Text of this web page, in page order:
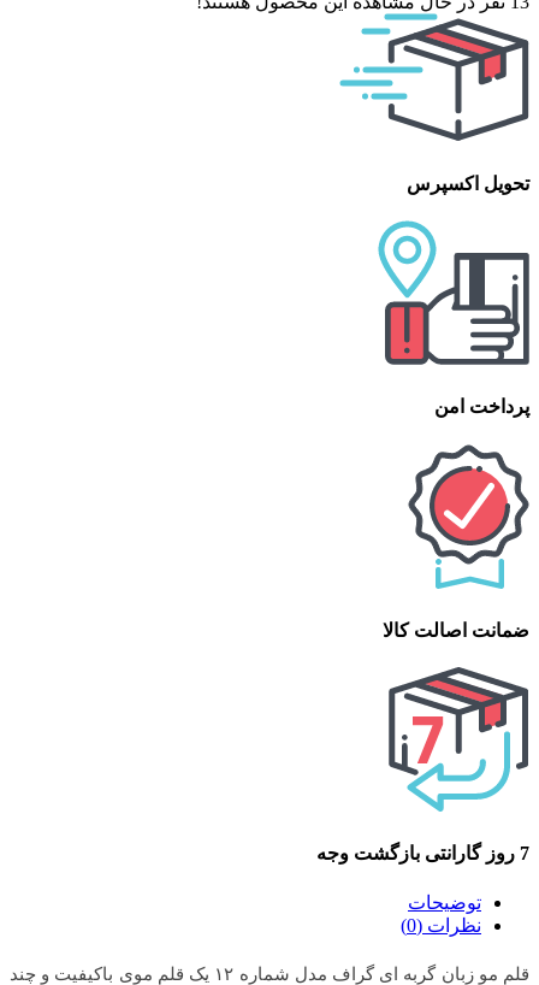
تحویل اکسپرس
پرداخت امن
ضمانت اصالت کالا
7 روز گارانتی بازگشت وجه
توضیحات
نظرات (0)
قلم مو زبان گربه ای گراف مدل شماره ۱۲ یک قلم موی باکیفیت و چند